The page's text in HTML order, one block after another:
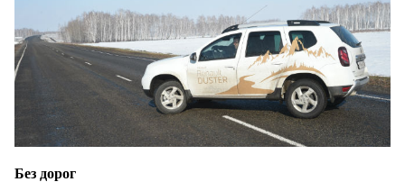
Без дорог